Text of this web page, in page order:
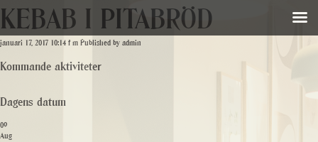
KEBAB I PITABRÖD
januari 17, 2017 10:14 f m Published by admin
Kommande aktiviteter
Dagens datum
09
Aug